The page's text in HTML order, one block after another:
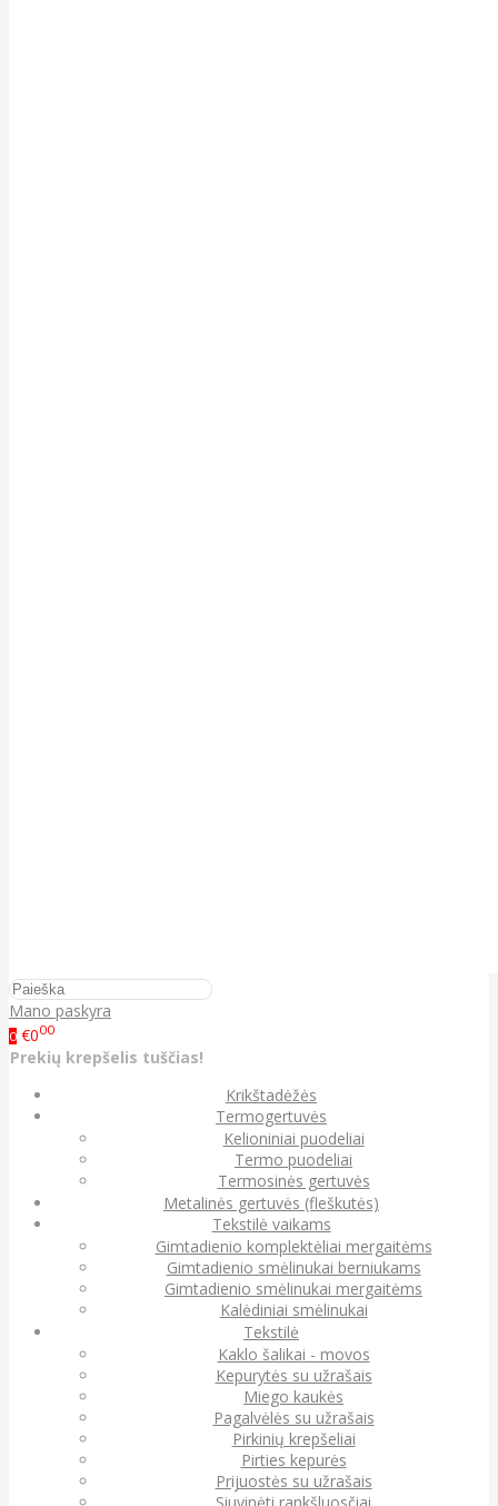
Mano paskyra
0 €000
Prekių krepšelis tuščias!
Krikštadėžės
Termogertuvės
Kelioniniai puodeliai
Termo puodeliai
Termosinės gertuvės
Metalinės gertuvės (fleškutės)
Tekstilė vaikams
Gimtadienio komplektėliai mergaitėms
Gimtadienio smėlinukai berniukams
Gimtadienio smėlinukai mergaitėms
Kalėdiniai smėlinukai
Tekstilė
Kaklo šalikai - movos
Kepurytės su užrašais
Miego kaukės
Pagalvėlės su užrašais
Pirkinių krepšeliai
Pirties kepurės
Prijuostės su užrašais
Siuvinėti rankšluosčiai